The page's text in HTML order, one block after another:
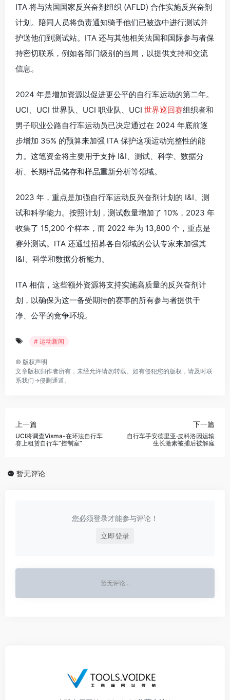
ITA 将与法国国家反兴奋剂组织 (AFLD) 合作实施反兴奋剂
计划。陪同人员将负责通知骑手他们已被选中进行测试并
护送他们到测试站。ITA 还与其他相关法国和国际参与者保
持密切联系，例如各部门级别的当局，以提供支持和交流
信息。
2024 年是增加资源以促进更公平的自行车运动的第二年。
UCI、UCI 世界队、UCI 职业队、UCI 世界巡回赛组织者和
男子职业公路自行车运动员已决定通过在 2024 年底前逐
步增加 35% 的预算来加强 ITA 保护这项运动完整性的能
力。这笔资金将主要用于支持 I&I、测试、科学、数据分
析、长期样品储存和样品重新分析等领域。
2023 年，重点是加强自行车运动反兴奋剂计划的 I&I、测
试和科学能力。按照计划，测试数量增加了 10%，2023 年
收集了 15,200 个样本，而 2022 年为 13,800 个，重点是
赛外测试。ITA 还通过招募各自领域的公认专家来加强其
I&I、科学和数据分析能力。
ITA 相信，这些额外资源将支持实施高质量的反兴奋剂计
划，以确保为这一备受期待的赛事的所有参与者提供干
净、公平的竞争环境。
# 运动新闻
© 版权声明
文章版权归作者所有，未经允许请勿转载。如有侵犯您的版权，请及时联
系我们→侵删通道 。
上一篇
UCI将调查Visma-在环法自行车
赛上租赁自行车“控制室”
下一篇
自行车手安德里亚·皮科洛因运输
生长激素被捕后被解雇
暂无评论
您必须登录才能参与评论！
立即登录
暂无评论...